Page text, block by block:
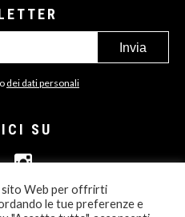
dei dati personali
SU
sito Web per offrirti
le tue preferenze e